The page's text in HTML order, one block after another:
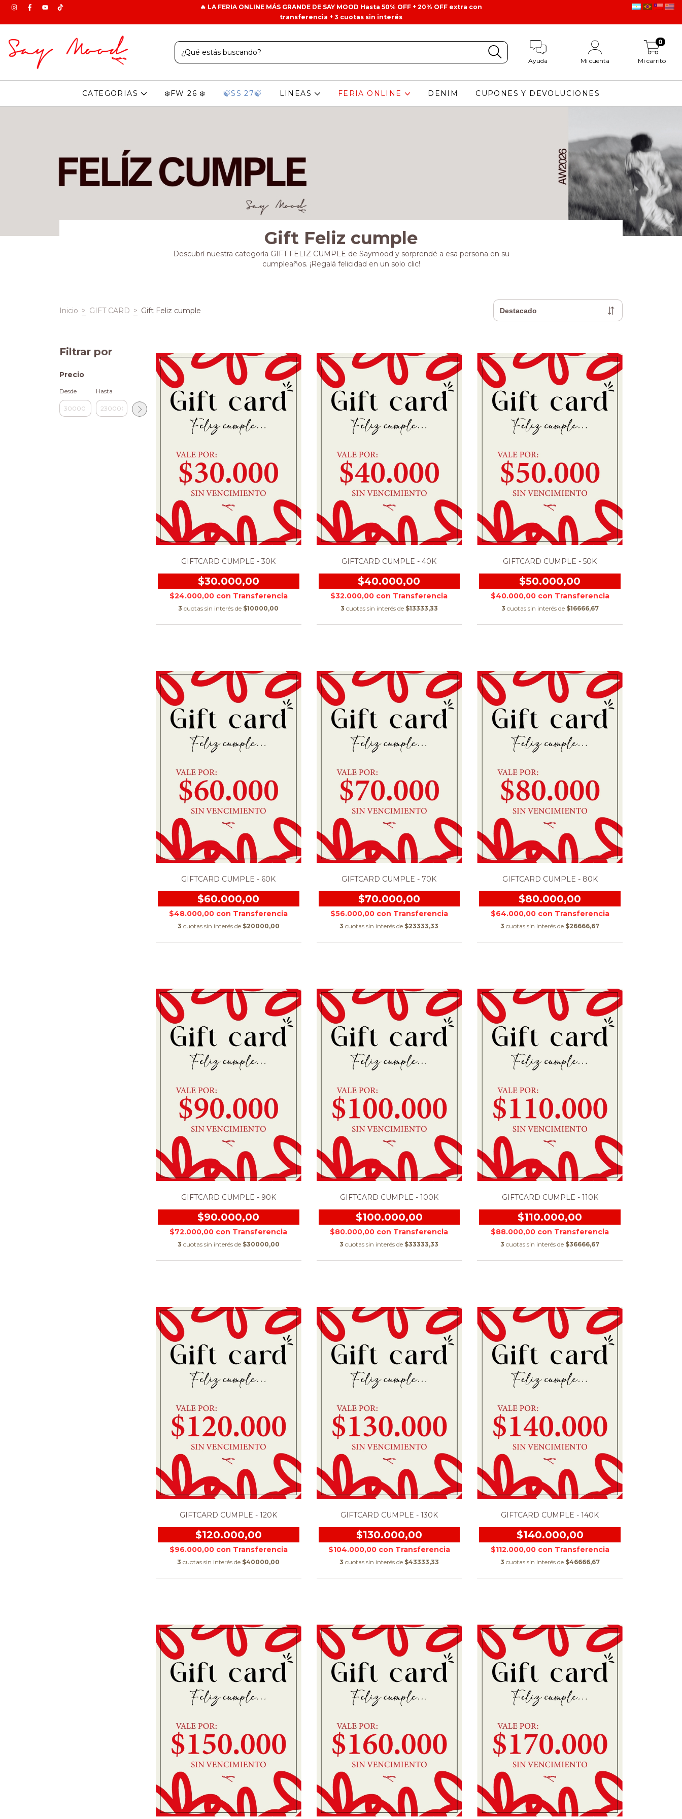
🔥 LA FERIA ONLINE MÁS GRANDE DE SAY MOOD Hasta 50% OFF + 20% OFF extra con
transferencia + 3 cuotas sin interés
Ayuda Mi cuenta Mi carrito
0
CATEGORIAS ❄️FW 26 ❄️ 🍃SS 27🍃 LINEAS FERIA ONLINE DENIM CUPONES Y DEVOLUCIONES
Gift Feliz cumple
Descubrí nuestra categoría GIFT FELIZ CUMPLE de Saymood y sorprendé a esa persona en su
cumpleaños. ¡Regalá felicidad en un solo clic!
Inicio > GIFT CARD > Gift Feliz cumple
Filtrar por
Precio
Desde Hasta
GIFTCARD CUMPLE - 30K
$30.000,00
$24.000,00 con
3 cuotas sin interés de $10000,00
GIFTCARD CUMPLE - 40K
$40.000,00
$32.000,00 con
3 cuotas sin interés de $13333,33
GIFTCARD CUMPLE - 50K
$50.000,00
$40.000,00 con
3 cuotas sin interés de $16666,67
GIFTCARD CUMPLE - 60K
$60.000,00
$48.000,00 con
3 cuotas sin interés de $20000,00
GIFTCARD CUMPLE - 70K
$70.000,00
$56.000,00 con
3 cuotas sin interés de $23333,33
GIFTCARD CUMPLE - 80K
$80.000,00
$64.000,00 con
3 cuotas sin interés de $26666,67
GIFTCARD CUMPLE - 90K
$90.000,00
$72.000,00 con
3 cuotas sin interés de $30000,00
GIFTCARD CUMPLE - 100K
$100.000,00
$80.000,00 con
3 cuotas sin interés de $33333,33
GIFTCARD CUMPLE - 110K
$110.000,00
$88.000,00 con
3 cuotas sin interés de $36666,67
GIFTCARD CUMPLE - 120K
$120.000,00
$96.000,00 con
3 cuotas sin interés de $40000,00
GIFTCARD CUMPLE - 130K
$130.000,00
$104.000,00 con
3 cuotas sin interés de $43333,33
GIFTCARD CUMPLE - 140K
$140.000,00
$112.000,00 con
3 cuotas sin interés de $46666,67